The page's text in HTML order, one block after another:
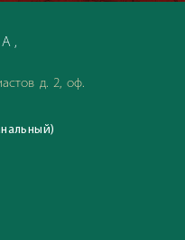
д. 2, оф.